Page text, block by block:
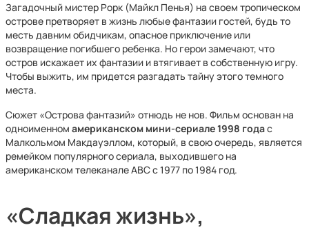
Загадочный мистер Рорк (Майкл Пенья) на своем тропическом
острове претворяет в жизнь любые фантазии гостей, будь то
месть давним обидчикам, опасное приключение или
возвращение погибшего ребенка. Но герои замечают, что
остров искажает их фантазии и втягивает в собственную игру.
Чтобы выжить, им придется разгадать тайну этого темного
места.
Сюжет «Острова фантазий» отнюдь не нов. Фильм основан на
одноименном американском мини-сериале 1998 годас
Малкольмом Макдауэллом, который, в свою очередь, является
ремейком популярного сериала, выходившего на
американском телеканале ABC с 1977 по 1984 год.
«Сладкая жизнь»,